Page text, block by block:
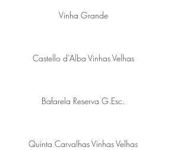
Vinha Grande
Castello d’Alba Vinhas Velhas
Bafarela Reserva G.Esc.
Quinta Carvalhas Vinhas Velhas